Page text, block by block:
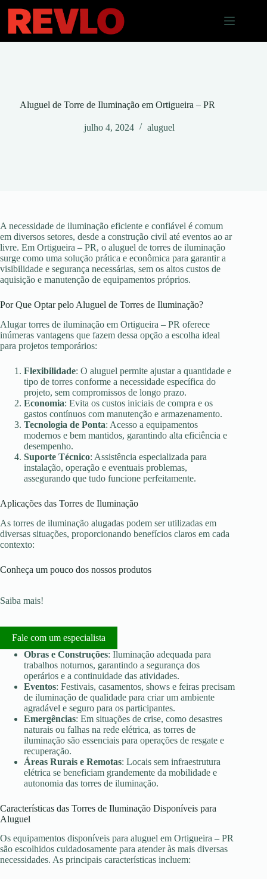
para
conteúdo
Aluguel de Torre de Iluminação em Ortigueira – PR
julho 4, 2024 aluguel
A necessidade de iluminação eficiente e confiável é comum
em diversos setores, desde a construção civil até eventos ao ar
livre. Em Ortigueira – PR, o aluguel de torres de iluminação
surge como uma solução prática e econômica para garantir a
visibilidade e segurança necessárias, sem os altos custos de
aquisição e manutenção de equipamentos próprios.
Por Que Optar pelo Aluguel de Torres de Iluminação?
Alugar torres de iluminação em Ortigueira – PR oferece
inúmeras vantagens que fazem dessa opção a escolha ideal
para projetos temporários:
Flexibilidade: O aluguel permite ajustar a quantidade e
tipo de torres conforme a necessidade específica do
projeto, sem compromissos de longo prazo.
Economia: Evita os custos iniciais de compra e os
gastos contínuos com manutenção e armazenamento.
Tecnologia de Ponta: Acesso a equipamentos
modernos e bem mantidos, garantindo alta eficiência e
desempenho.
Suporte Técnico: Assistência especializada para
instalação, operação e eventuais problemas,
assegurando que tudo funcione perfeitamente.
Aplicações das Torres de Iluminação
As torres de iluminação alugadas podem ser utilizadas em
diversas situações, proporcionando benefícios claros em cada
contexto:
Conheça um pouco dos nossos produtos
Saiba mais!
Fale com um especialista
Obras e Construções: Iluminação adequada para
trabalhos noturnos, garantindo a segurança dos
operários e a continuidade das atividades.
Eventos: Festivais, casamentos, shows e feiras precisam
de iluminação de qualidade para criar um ambiente
agradável e seguro para os participantes.
Emergências: Em situações de crise, como desastres
naturais ou falhas na rede elétrica, as torres de
iluminação são essenciais para operações de resgate e
recuperação.
Áreas Rurais e Remotas: Locais sem infraestrutura
elétrica se beneficiam grandemente da mobilidade e
autonomia das torres de iluminação.
Características das Torres de Iluminação Disponíveis para
Aluguel
Os equipamentos disponíveis para aluguel em Ortigueira – PR
são escolhidos cuidadosamente para atender às mais diversas
necessidades. As principais características incluem: